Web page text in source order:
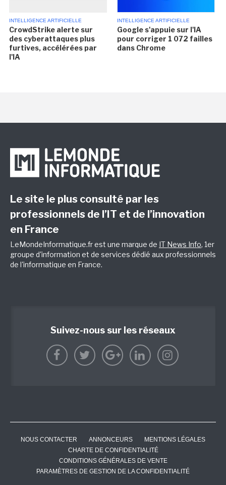
INTELLIGENCE ARTIFICIELLE
CrowdStrike alerte sur
des cyberattaques plus
furtives, accélérées par
l'IA
INTELLIGENCE ARTIFICIELLE
Google s'appuie sur l'IA
pour corriger 1 072 failles
dans Chrome
Le site le plus consulté par les
professionnels de l’IT et de l’innovation
en France
LeMondeInformatique.fr est une marque de IT News Info, 1er
groupe d'information et de services dédié aux professionnels
de l'informatique en France.
Suivez-nous sur les réseaux
NOUS CONTACTER ANNONCEURS
MENTIONS LÉGALES
CHARTE DE CONFIDENTIALITÉ
CONDITIONS GÉNÉRALES DE VENTE
PARAMÈTRES DE GESTION DE LA CONFIDENTIALITÉ